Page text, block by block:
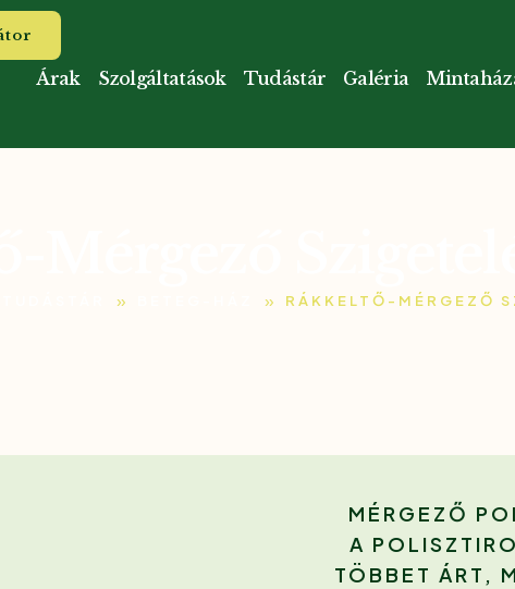
Árak Szolgáltatások Tudástár Galéria
» » RÁKKELTŐ-MÉRGEZŐ
MÉRGEZŐ
A
TÖBBET ÁRT,